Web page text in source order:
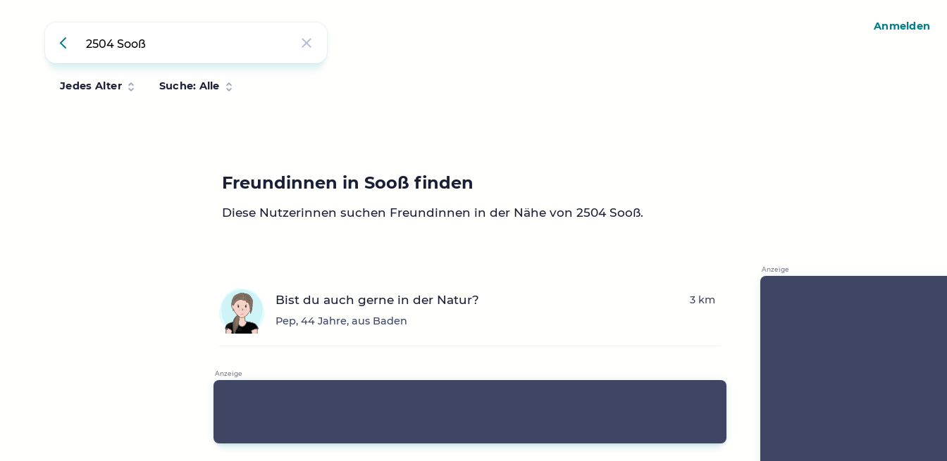
Jedes Alter Suche: Alle
Freundinnen in Sooß finden
Diese Nutzerinnen suchen Freundinnen in der Nähe von 2504 Sooß.
Bist du auch gerne in der Natur?
Pep, 44 Jahre, aus Baden
3 km
Anmelden